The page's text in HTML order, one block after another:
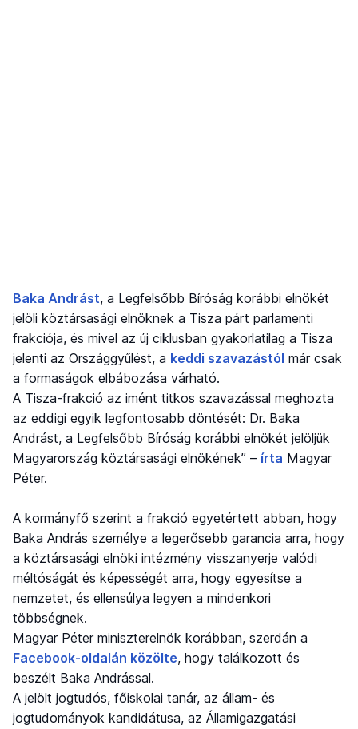
Baka Andrást, a Legfelsőbb Bíróság korábbi elnökét
jelöli köztársasági elnöknek a Tisza párt parlamenti
frakciója, és mivel az új ciklusban gyakorlatilag a Tisza
jelenti az Országgyűlést, a keddi szavazástól már csak
a formaságok elbábozása várható.
A Tisza-frakció az imént titkos szavazással meghozta
az eddigi egyik legfontosabb döntését: Dr. Baka
Andrást, a Legfelsőbb Bíróság korábbi elnökét jelöljük
Magyarország köztársasági elnökének” – írta Magyar
Péter.
A kormányfő szerint a frakció egyetértett abban, hogy
Baka András személye a legerősebb garancia arra, hogy
a köztársasági elnöki intézmény visszanyerje valódi
méltóságát és képességét arra, hogy egyesítse a
nemzetet, és ellensúlya legyen a mindenkori
többségnek.
Magyar Péter miniszterelnök korábban, szerdán a
Facebook-oldalán közölte, hogy találkozott és
beszélt Baka Andrással.
A jelölt jogtudós, főiskolai tanár, az állam- és
jogtudományok kandidátusa, az Államigazgatási